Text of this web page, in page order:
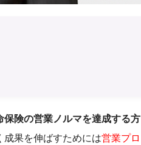
保険の営業ノルマを達成する方
果を伸ばすためには営業プロ